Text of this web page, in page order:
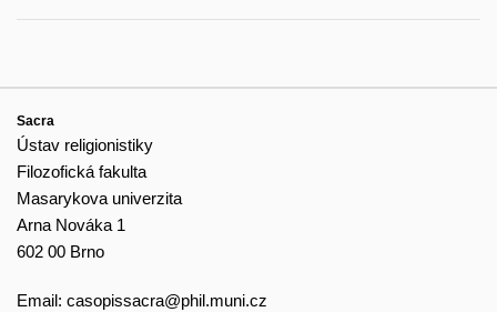
Sacra
Ústav religionistiky
Filozofická fakulta
Masarykova univerzita
Arna Nováka 1
602 00 Brno
Email: casopissacra@phil.muni.cz